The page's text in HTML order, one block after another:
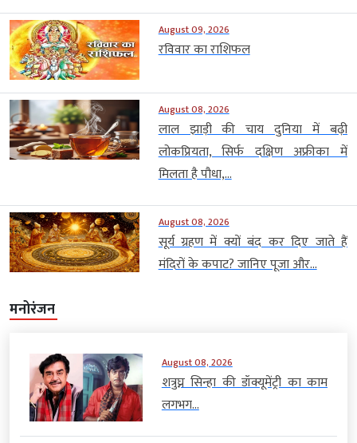
August 09, 2026
रविवार का राशिफल
August 08, 2026
लाल झाड़ी की चाय दुनिया में बढ़ी
लोकप्रियता, सिर्फ दक्षिण अफ्रीका में
मिलता है पौधा,...
August 08, 2026
सूर्य ग्रहण में क्यों बंद कर दिए जाते हैं
मंदिरों के कपाट? जानिए पूजा और...
मनोरंजन
August 08, 2026
शत्रुघ्न सिन्हा की डॉक्यूमेंट्री का काम
लगभग...